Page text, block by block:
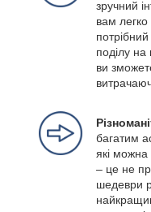
зручний
вам легко
поділу на
ви
багатим
які
– це не
шедеври